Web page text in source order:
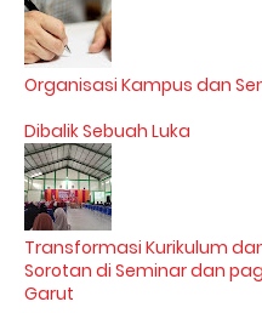
Organisasi Kampus dan
Dibalik Sebuah Luka
Transformasi Kurikulum
Sorotan di Seminar dan
Garut